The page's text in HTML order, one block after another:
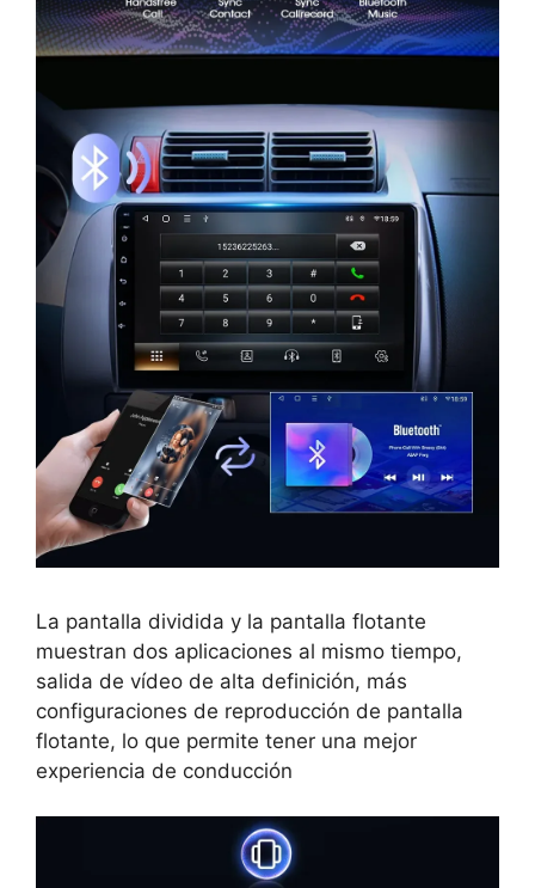
La pantalla dividida y la pantalla flotante
muestran dos aplicaciones al mismo tiempo,
salida de vídeo de alta definición, más
configuraciones de reproducción de pantalla
flotante, lo que permite tener una mejor
experiencia de conducción